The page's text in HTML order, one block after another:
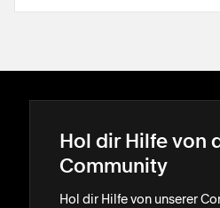
Hol dir Hilfe von
Community
Hol dir Hilfe von unserer